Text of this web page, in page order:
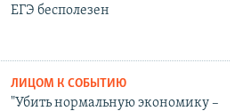
ЕГЭ бесполезен
ЛИЦОМ К СОБЫТИЮ
"Убить нормальную экономику –